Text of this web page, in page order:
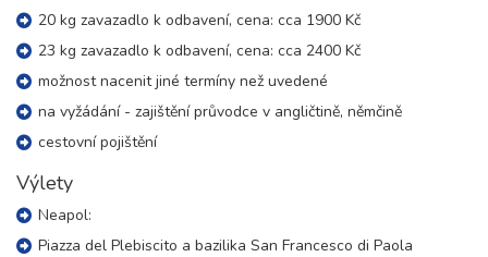
20 kg zavazadlo k odbavení, cena: cca 1900 Kč
23 kg zavazadlo k odbavení, cena: cca 2400 Kč
možnost nacenit jiné termíny než uvedené
na vyžádání - zajištění průvodce v angličtině, němčině
cestovní pojištění
Výlety
Neapol:
Piazza del Plebiscito a bazilika San Francesco di Paola